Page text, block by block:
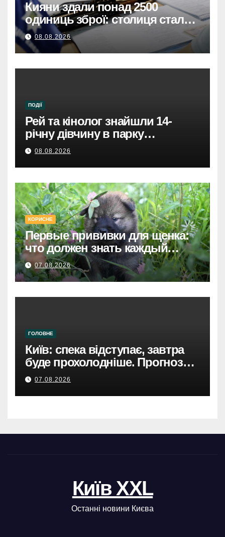
Кияни здали понад 2500
одиниць зброї: столиця стала
безпечнішою
08.08.2026
ПОДІЇ
Рей та кінолог знайшли 14-
річну дівчину в парку
Святошинського району.
08.08.2026
КОРИСНЕ
Первые прививки для щенка:
что должен знать каждый
хозяин
07.08.2026
ГОЛОВНЕ
Київ: спека відступає, завтра
буде прохолодніше. Прогноз
погоди
07.08.2026
Київ XXL
Останні новини Києва